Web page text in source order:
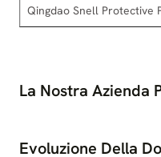
Qingdao Snell Protective
La Nostra Azienda
Evoluzione Della